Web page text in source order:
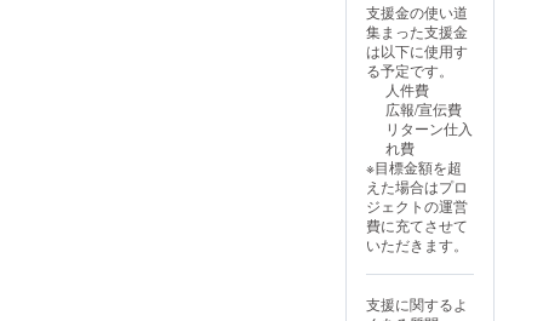
支援金の使い道
集まった支援金
は以下に使用す
る予定です。
人件費
広報/宣伝費
リターン仕入
れ費
※目標金額を超
えた場合はプロ
ジェクトの運営
費に充てさせて
いただきます。
支援に関するよ